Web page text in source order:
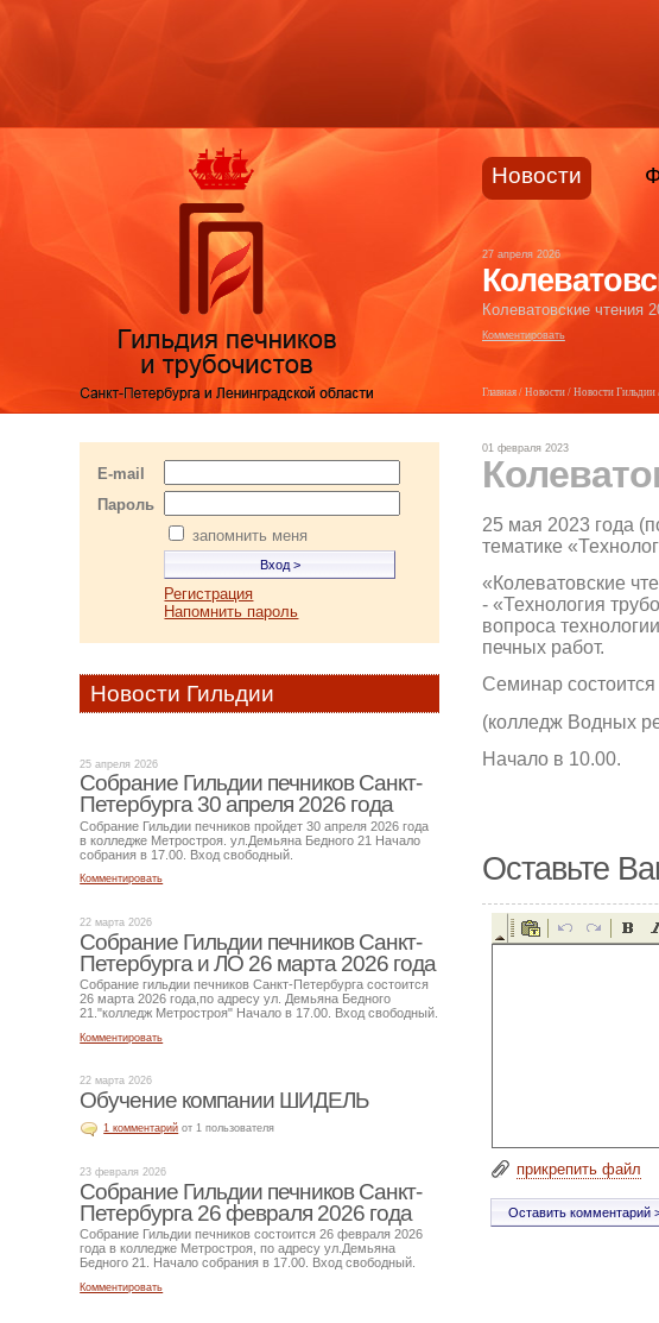
01 февраля 2023
25 мая 2023 года
тематике
«Колеватовские
- «Технология
вопроса
печных работ.
Семинар состоится
(колледж Водных
Начало в 10.00.
Оставьте
прикрепить файл
Главная/ Новости/ Новости Гильдии
E-mail
Пароль
запомнить меня
Регистрация
Напомнить пароль
Новости Гильдии
25 апреля 2026
Собрание Гильдии печников Санкт-
Петербурга 30 апреля 2026 года
Собрание Гильдии печников пройдет 30 апреля 2026 года
в колледже Метростроя. ул.Демьяна Бедного 21 Начало
собрания в 17.00. Вход свободный.
Комментировать
22 марта 2026
Собрание Гильдии печников Санкт-
Петербурга и ЛО 26 марта 2026 года
Собрание гильдии печников Санкт-Петербурга состоится
26 марта 2026 года,по адресу ул. Демьяна Бедного
21."колледж Метростроя" Начало в 17.00. Вход свободный.
Комментировать
22 марта 2026
Обучение компании ШИДЕЛЬ
1 комментарий от 1 пользователя
23 февраля 2026
Собрание Гильдии печников Санкт-
Петербурга 26 февраля 2026 года
Собрание Гильдии печников состоится 26 февраля 2026
года в колледже Метростроя, по адресу ул.Демьяна
Бедного 21. Начало собрания в 17.00. Вход свободный.
Комментировать
Новости
27 апреля 2026
Колеватовские чтения
Комментировать